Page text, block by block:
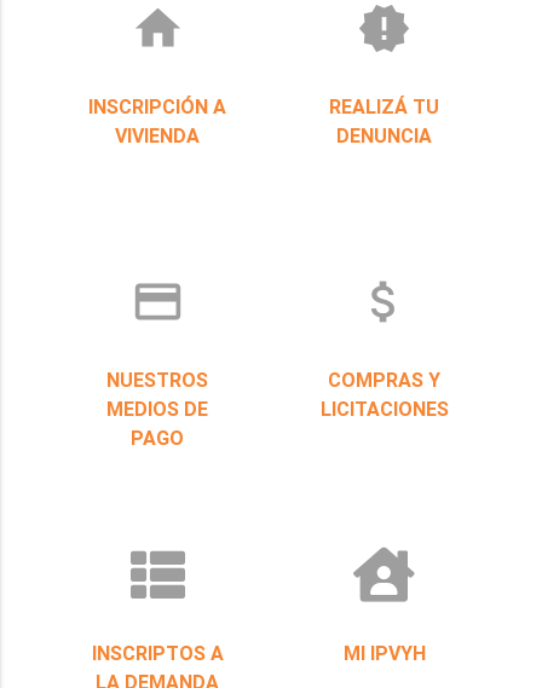
home
INSCRIPCIÓN A
VIVIENDA
new_releases
REALIZÁ TU
DENUNCIA
credit_card
NUESTROS
MEDIOS DE
PAGO
attach_money
COMPRAS Y
LICITACIONES
INSCRIPTOS A
LA DEMANDA
MI IPVYH